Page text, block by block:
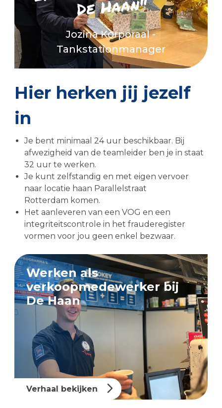
De Haan"
Jozina Korporaal -
Tankstationmanager
Werken als
verkoopmedewerker bij
De Haan
Verhaal bekijken
Hier herken jij jezelf
in
Je bent minimaal 24 uur beschikbaar. Bij
afwezigheid van de teamleider ben je in staat
32 uur te werken.
Je kunt zelfstandig en met eigen vervoer
naar locatie haan Parallelstraat
Rotterdam komen.
Het aanleveren van een VOG en een
integriteitscontrole in het frauderegister
vormen voor jou geen enkel bezwaar.